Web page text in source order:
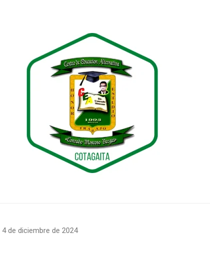
4 de diciembre de 2024